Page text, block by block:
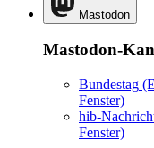
Mastodon
Mastodon-
Bundestag
Fenster)
hib-
Fenster)